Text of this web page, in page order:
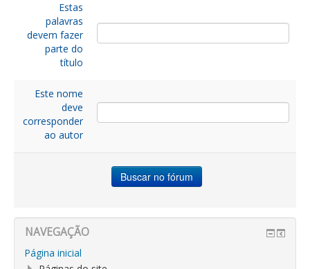
Estas
palavras
devem fazer
parte do
título
Este nome
deve
corresponder
ao autor
NAVEGAÇÃO
Página inicial